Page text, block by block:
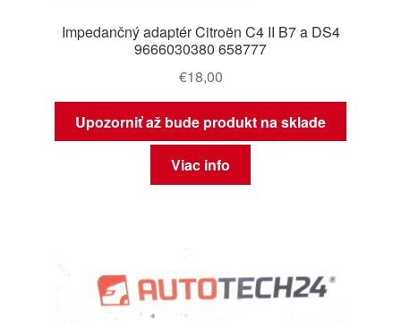
Impedančný adaptér Citroën C4 II B7 a DS4
9666030380 658777
€18,00
Upozorniť až bude produkt na sklade
Viac info